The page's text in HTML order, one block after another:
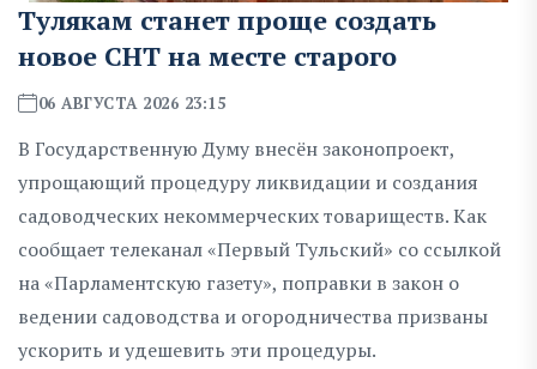
Тулякам станет проще создать
новое СНТ на месте старого
06 АВГУСТА 2026 23:15
В Государственную Думу внесён законопроект,
упрощающий процедуру ликвидации и создания
садоводческих некоммерческих товариществ. Как
сообщает телеканал «Первый Тульский» со ссылкой
на «Парламентскую газету», поправки в закон о
ведении садоводства и огородничества призваны
ускорить и удешевить эти процедуры.